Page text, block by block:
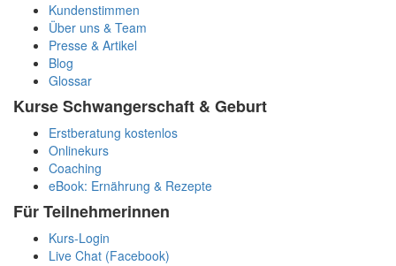
Kundenstimmen
Über uns & Team
Presse & Artikel
Blog
Glossar
Kurse Schwangerschaft & Geburt
Erstberatung kostenlos
Onlinekurs
Coaching
eBook: Ernährung & Rezepte
Für Teilnehmerinnen
Kurs-Login
Live Chat (Facebook)